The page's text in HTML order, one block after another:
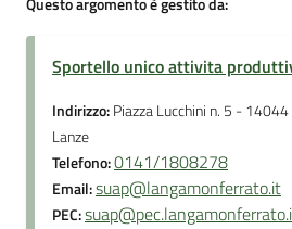
Sportello unico attivita
Indirizzo:Piazza Lucchini n. 5 -
Lanze
Telefono:0141/1808278
Email:suap@langamonferrato.it
PEC: